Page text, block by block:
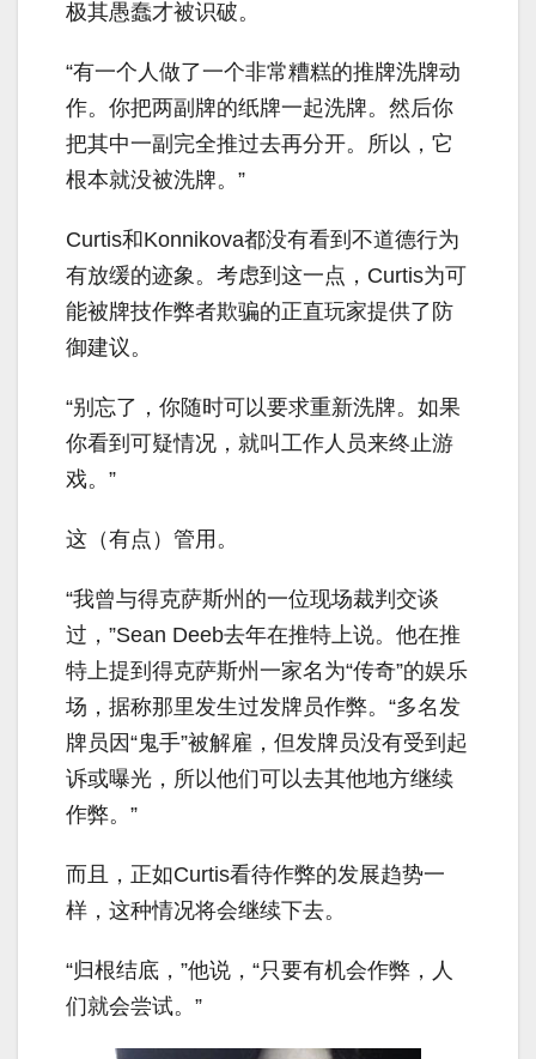
极其愚蠢才被识破。
“有一个人做了一个非常糟糕的推牌洗牌动
作。你把两副牌的纸牌一起洗牌。然后你
把其中一副完全推过去再分开。所以，它
根本就没被洗牌。”
Curtis和Konnikova都没有看到不道德行为
有放缓的迹象。考虑到这一点，Curtis为可
能被牌技作弊者欺骗的正直玩家提供了防
御建议。
“别忘了，你随时可以要求重新洗牌。如果
你看到可疑情况，就叫工作人员来终止游
戏。”
这（有点）管用。
“我曾与得克萨斯州的一位现场裁判交谈
过，”Sean Deeb去年在推特上说。他在推
特上提到得克萨斯州一家名为“传奇”的娱乐
场，据称那里发生过发牌员作弊。“多名发
牌员因“鬼手”被解雇，但发牌员没有受到起
诉或曝光，所以他们可以去其他地方继续
作弊。”
而且，正如Curtis看待作弊的发展趋势一
样，这种情况将会继续下去。
“归根结底，”他说，“只要有机会作弊，人
们就会尝试。”